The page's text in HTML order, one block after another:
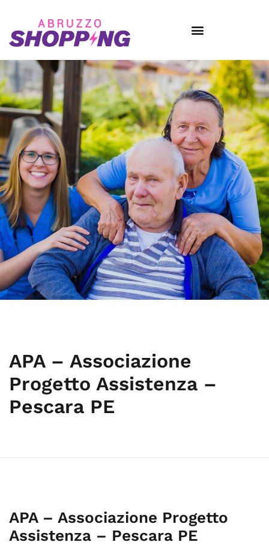
APA – Associazione
Progetto Assistenza –
Pescara PE
APA – Associazione Progetto
Assistenza – Pescara PE